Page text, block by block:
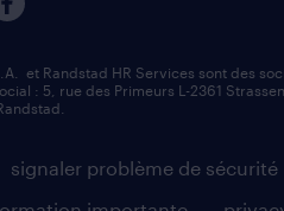
signaler problème de sécurité
et Randstad HR Services sont des
: 5, rue des Primeurs L-2361 Strassen.